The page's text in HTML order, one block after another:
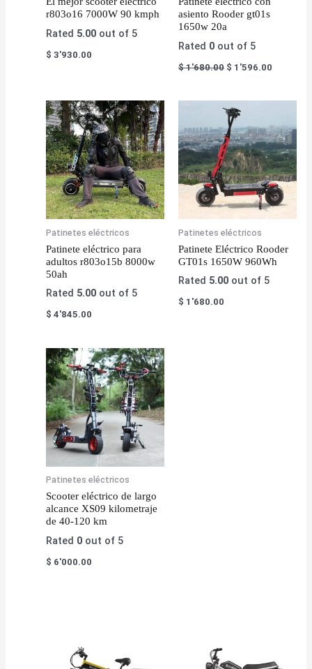
r803o16 7000W 90 kmph
Rated 5.00 out of 5
$ 3'930.00
asiento Rooder gt01s
1650w 20a
Rated 0out of 5
$1'680.00 $ 1'596.00
Patinetes eléctricos
Patinete eléctrico para
adultos r803o15b 8000w
50ah
Rated 5.00 out of 5
$ 4'845.00
Patinetes eléctricos
Patinete Eléctrico Rooder
GT01s 1650W 960Wh
Rated 5.00out of 5
$ 1'680.00
Patinetes eléctricos
Scooter eléctrico de largo
alcance XS09 kilometraje
de 40-120 km
Rated 0 out of 5
$ 6'000.00